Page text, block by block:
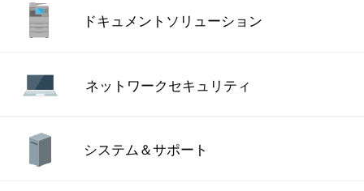
ドキュメント ソリューション
ネットワーク セキュリティ
システム＆サポート